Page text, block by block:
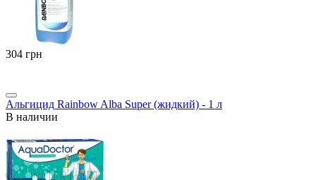
‍304‍ грн
Альгицид Rainbow Alba Super (жидкий) - 1 л
В наличии